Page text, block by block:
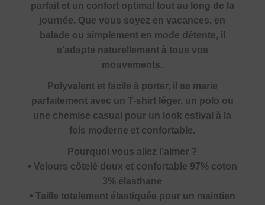
parfait et un confort optimal tout au long de la
journée. Que vous soyez en vacances, en
balade ou simplement en mode détente, il
s’adapte naturellement à tous vos
mouvements.
Polyvalent et facile à porter, il se marie
parfaitement avec un T-shirt léger, un polo ou
une chemise casual pour un look estival à la
fois moderne et confortable.
Pourquoi vous allez l’aimer ?
• Velours côtelé doux et confortable 97% coton
3% élasthane
• Taille totalement élastiquée pour un maintien